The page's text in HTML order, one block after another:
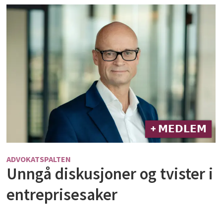
+ 𝗠𝗘𝗗𝗟𝗘𝗠
ADVOKATSPALTEN
Unngå diskusjoner og tvister i
entreprisesaker